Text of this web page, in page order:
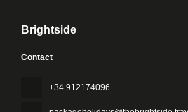
Brightside
Contact
+34 912174096